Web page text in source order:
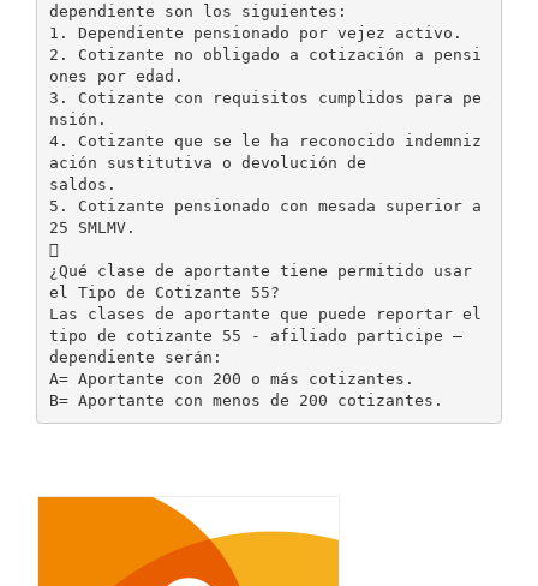
dependiente son los siguientes:
1. Dependiente pensionado por vejez activo.
2. Cotizante no obligado a cotización a pensi
ones por edad.
3. Cotizante con requisitos cumplidos para pe
nsión.
4. Cotizante que se le ha reconocido indemniz
ación sustitutiva o devolución de
saldos.
5. Cotizante pensionado con mesada superior a
25 SMLMV.

¿Qué clase de aportante tiene permitido usar
el Tipo de Cotizante 55?
Las clases de aportante que puede reportar el
tipo de cotizante 55 - afiliado participe –
dependiente serán:
A= Aportante con 200 o más cotizantes.